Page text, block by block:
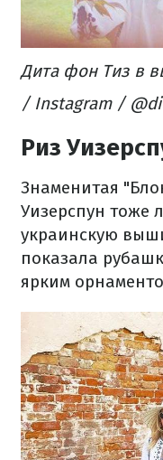
Дита фон Тиз в
/ Instagram /
Риз
Знаменитая
Уизерспун тоже
украинскую
показала
ярким